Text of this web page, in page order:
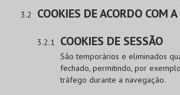
COOKIES DE ACORDO COM
COOKIES DE SESSÃO
São temporários e eliminados
fechado, permitindo, por
tráfego durante a navegação.